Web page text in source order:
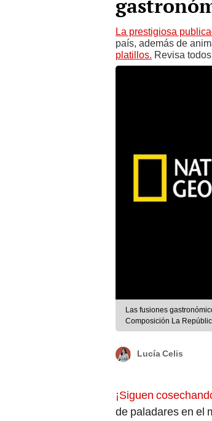
La prestigiosa
país, además de
platillos. Revisa
Las fusiones
Composición La
Lucía Celis
¡Siguen
de paladares en el